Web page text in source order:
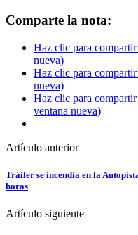
Comparte la nota:
Haz clic para
nueva)
Haz clic para
nueva)
Haz clic para
ventana nueva)
Artículo anterior
Tráiler se incendia en la
horas
Artículo siguiente